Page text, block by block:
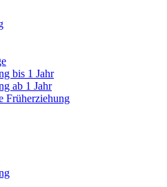
bis 1 Jahr
ab 1 Jahr
Früherziehung